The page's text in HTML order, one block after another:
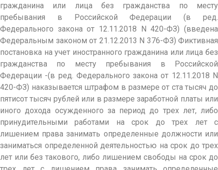
гражданина или лица без гражданства по месту
пребывания в Российской Федерации (в ред.
Федерального закона от 12.11.2018 N 420-ФЗ) (введена
Федеральным законом от 21.12.2013 N 376-ФЗ) Фиктивная
постановка на учет иностранного гражданина или лица без
гражданства по месту пребывания в Российской
Федерации -(в ред. Федерального закона от 12.11.2018 N
420-ФЗ) наказывается штрафом в размере от ста тысяч до
пятисот тысяч рублей или в размере заработной платы или
иного дохода осужденного за период до трех лет, либо
принудительными работами на срок до трех лет с
лишением права занимать определенные должности или
заниматься определенной деятельностью на срок до трех
лет или без такового, либо лишением свободы на срок до